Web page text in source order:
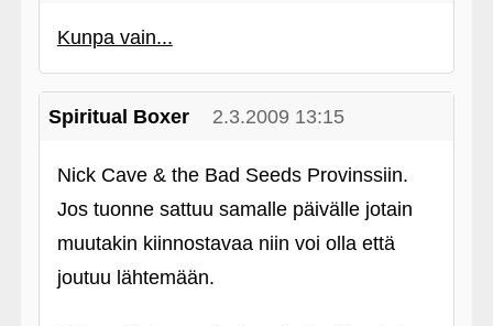
Kunpa vain...
Spiritual Boxer 2.3.2009 13:15
Nick Cave & the Bad Seeds Provinssiin.
Jos tuonne sattuu samalle päivälle jotain
muutakin kiinnostavaa niin voi olla että
joutuu lähtemään.